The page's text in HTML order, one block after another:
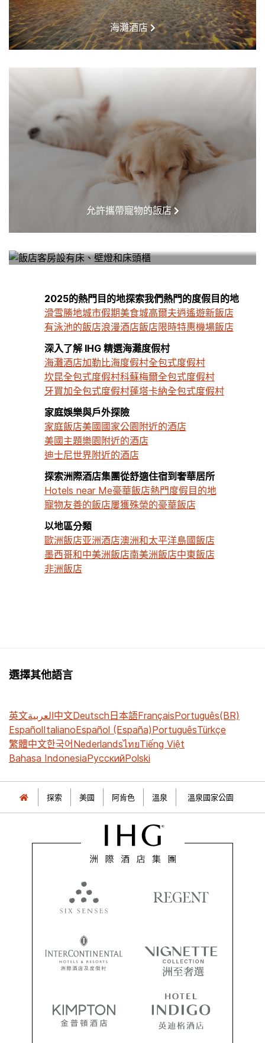
海灘酒店
允許攜帶寵物的飯店
2025的熱門目的地探索我們熱門的度假目的地
滑雪勝地城市假期美食城高爾夫逍遙遊新飯店
有泳池的飯店浪漫酒店飯店限時特惠機場飯店
深入了解 IHG 精選海灘度假村
海灘酒店加勒比海度假村全包式度假村
坎昆全包式度假村科蘇梅爾全包式度假村
牙買加全包式度假村蓬塔卡納全包式度假村
家庭娛樂與戶外探險
家庭飯店美國國家公園附近的酒店
美國主題樂園附近的酒店
迪士尼世界附近的酒店
探索洲際酒店集團從舒適住宿到奢華居所
Hotels near Me豪華飯店熱門度假目的地
寵物友善的飯店屢獲殊榮的豪華飯店
以地區分類
歐洲飯店亚洲酒店澳洲和太平洋島國飯店
墨西哥和中美洲飯店南美洲飯店中東飯店
非洲飯店
選擇其他語言
英文العربية中文Deutsch日本語FrançaisPortuguês(BR)
EspañolItalianoEspañol (España)PortuguêsTürkçe
繁體中文한국어NederlandsไทยTiếng Việt
Bahasa IndonesiaРусскийPolski
探索 美國 阿肯色 溫泉 溫泉國家公園